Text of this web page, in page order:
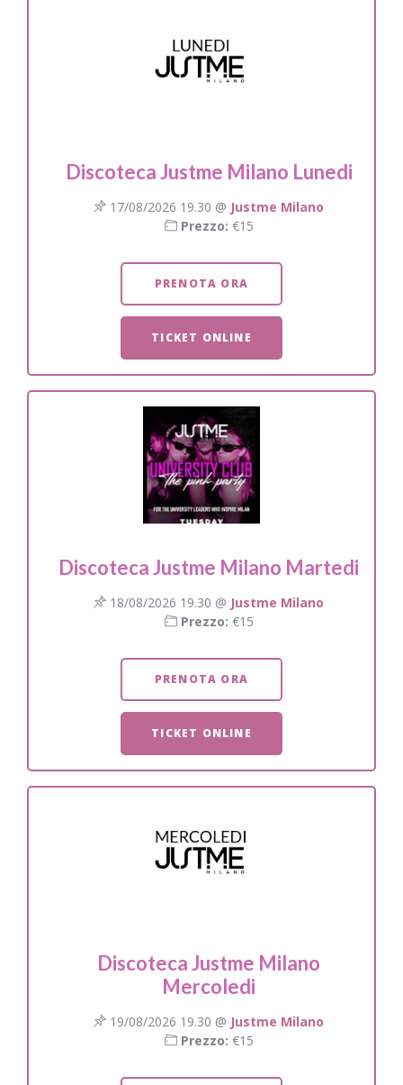
Discoteca Justme Milano Lunedi
17/08/2026 19.30 @ Justme Milano
Prezzo: €15
PRENOTA ORA
TICKET ONLINE
Discoteca Justme Milano Martedi
18/08/2026 19.30 @ Justme Milano
Prezzo: €15
PRENOTA ORA
TICKET ONLINE
Discoteca Justme Milano
Mercoledi
19/08/2026 19.30 @ Justme Milano
Prezzo: €15